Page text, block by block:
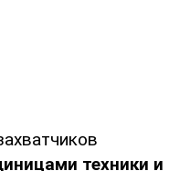
техники и